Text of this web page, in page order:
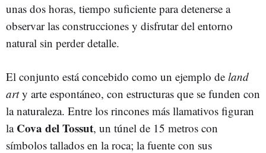
unas dos horas, tiempo suficiente para detenerse a
observar las construcciones y disfrutar del entorno
natural sin perder detalle.
El conjunto está concebido como un ejemplo de land
arty arte espontáneo, con estructuras que se funden con
la naturaleza. Entre los rincones más llamativos figuran
la Cova del Tossut, un túnel de 15 metros con
símbolos tallados en la roca; la fuente con sus